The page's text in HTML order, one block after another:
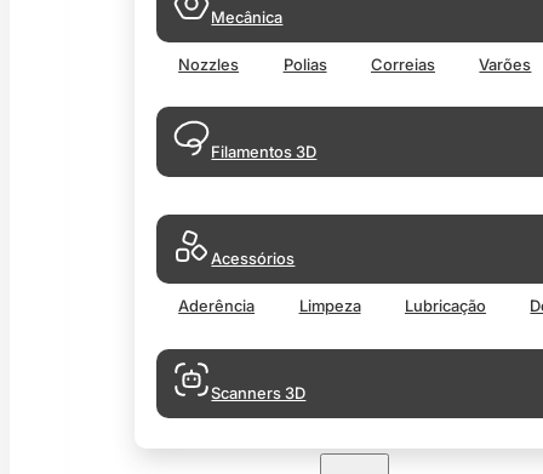
Mecânica
Nozzles Polias Correias Varões
Filamentos 3D
Acessórios
Aderência Limpeza Lubricação
Scanners 3D